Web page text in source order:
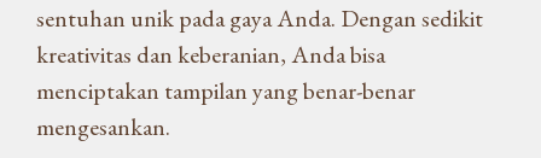
sentuhan unik pada gaya Anda. Dengan sedikit
kreativitas dan keberanian, Anda bisa
menciptakan tampilan yang benar-benar
mengesankan.